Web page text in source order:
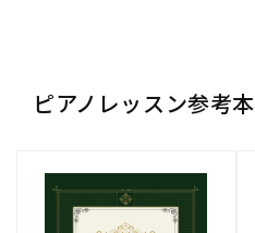
ピアノレッスン参考本